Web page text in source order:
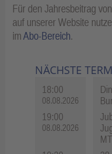
Für den Jahresbeitrag
auf unserer Website
imAbo-Bereich.
NÄCHSTE
18:00
08.08.2026
19:00
08.08.2026